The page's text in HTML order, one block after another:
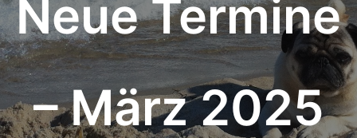
Neue Termine
– März 2025